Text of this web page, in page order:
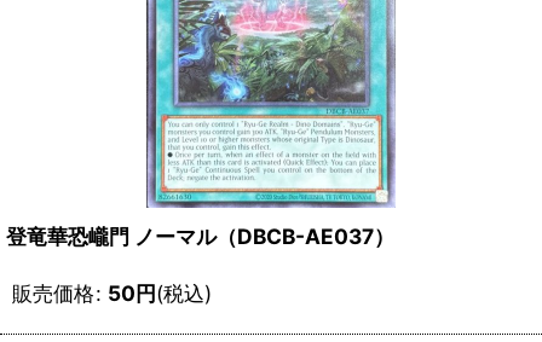
登竜華恐巄門 ノーマル（DBCB-AE037）
販売価格: 50円(税込)